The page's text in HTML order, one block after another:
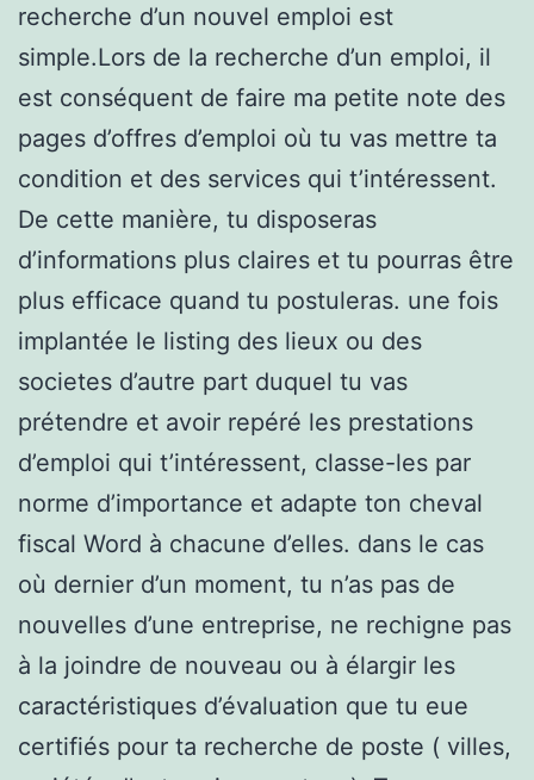
recherche d’un nouvel emploi est
simple.Lors de la recherche d’un emploi, il
est conséquent de faire ma petite note des
pages d’offres d’emploi où tu vas mettre ta
condition et des services qui t’intéressent.
De cette manière, tu disposeras
d’informations plus claires et tu pourras être
plus efficace quand tu postuleras. une fois
implantée le listing des lieux ou des
societes d’autre part duquel tu vas
prétendre et avoir repéré les prestations
d’emploi qui t’intéressent, classe-les par
norme d’importance et adapte ton cheval
fiscal Word à chacune d’elles. dans le cas
où dernier d’un moment, tu n’as pas de
nouvelles d’une entreprise, ne rechigne pas
à la joindre de nouveau ou à élargir les
caractéristiques d’évaluation que tu eue
certifiés pour ta recherche de poste ( villes,